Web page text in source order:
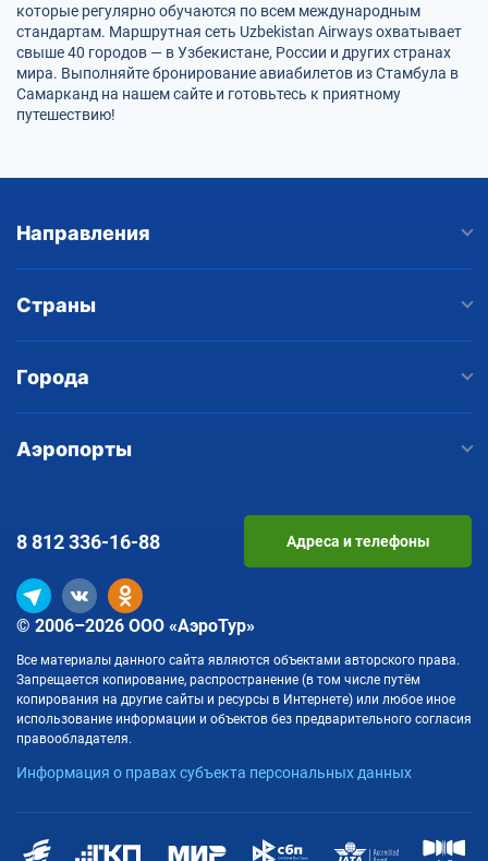
которые регулярно обучаются по всем международным
стандартам. Маршрутная сеть Uzbekistan Airways охватывает
свыше 40 городов — в Узбекистане, России и других странах
мира. Выполняйте бронирование авиабилетов из Стамбула в
Самарканд на нашем сайте и готовьтесь к приятному
путешествию!
Направления
Страны
Города
Аэропорты
© 2006–2026 ООО «АэроТур»
Все материалы данного сайта являются объектами авторского права.
Запрещается копирование, распространение (в том числе путём
копирования на другие сайты и ресурсы в Интернете) или любое иное
использование информации и объектов без предварительного согласия
правообладателя.
Информация о правах субъекта персональных данных
8 812336-16-88 Адреса и телефоны